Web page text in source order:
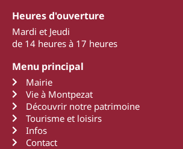
Heures d'ouverture
Mardi et Jeudi
de 14 heures à 17 heures
Menu principal
Mairie
Vie à Montpezat
Découvrir notre patrimoine
Tourisme et loisirs
Infos
Contact